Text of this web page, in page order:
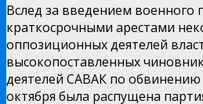
Вслед за введением военного
краткосрочными арестами
оппозиционных деятелей
высокопоставленных
деятелей САВАК по
октября была распущена